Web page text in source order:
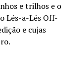
e trilhos e o
Lés-a-Lés Off-
e cujas